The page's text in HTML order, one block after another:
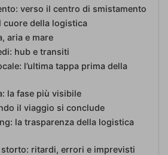
verso il centro di smistamento
cuore della logistica
aria e mare
hub e transiti
l’ultima tappa prima della
la fase più visibile
il viaggio si conclude
la trasparenza della logistica
storto: ritardi, errori e imprevisti